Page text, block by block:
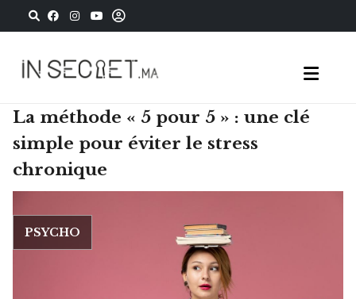
La méthode « 5 pour 5 » : une clé
simple pour éviter le stress
chronique
PSYCHO